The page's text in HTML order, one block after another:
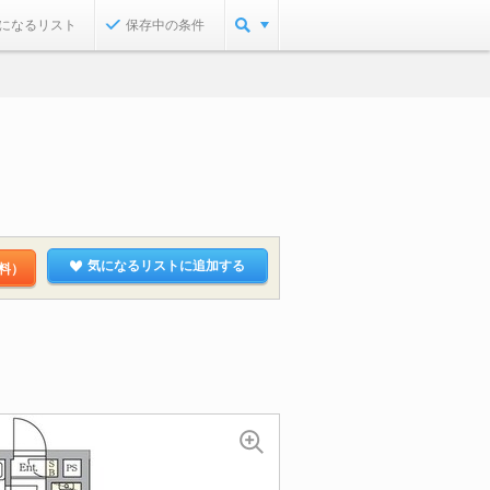
なるリスト 保存中の条件
） 気になるリストに追加する